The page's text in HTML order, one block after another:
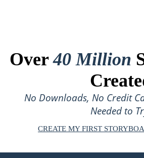
Over40 Million
No Downloads, No Credit
Needed to
CREATE MY FIRST